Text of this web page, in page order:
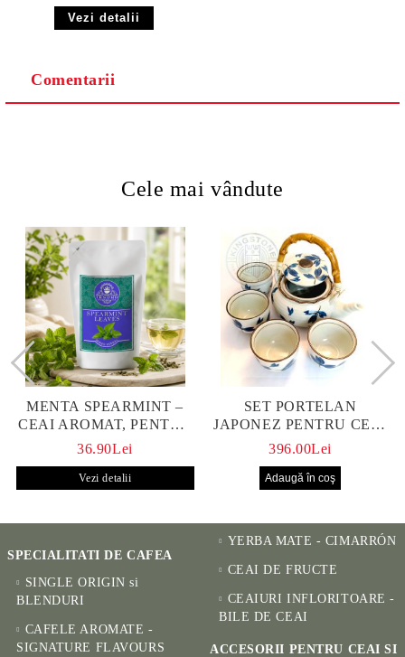
Vezi detalii
Comentarii
Cele mai vândute
MENTA SPEARMINT –
CEAI AROMAT, PENTRU
CALM ȘI BENEFIC
36.90Lei
Vezi detalii
SET PORTELAN
JAPONEZ PENTRU CEAI
HANAKO, CEAINIC SI 4
396.00Lei
SPECIALITATI DE CAFEA
SINGLE ORIGIN si
BLENDURI
CAFELE AROMATE -
SIGNATURE FLAVOURS
YERBA MATE - CIMARRÓN
CEAI DE FRUCTE
CEAIURI INFLORITOARE -
BILE DE CEAI
ACCESORII PENTRU CEAI SI